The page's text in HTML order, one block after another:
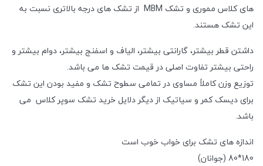
های کلاس مموری و تشک MBM از تشک های درجه بالاتری نسبت به
این تشک هستند.
داشتن قطر بیشتر، گارانتی بیشتر، الیاف و اسفنج بیشتر، دوام بیشتر و
راحتی بیشتر تفاوت اصلی در قیمت تشک ها می باشد.
توزیع وزن کاملاً مساوی در تمامی سطوح تشک و مفید بودن این تشک
برای دیسک کمر و سیاتیک از دیگر دلایل خرید تشک سوپر کلاس می
باشد.
اندازه های تشک برای خواب خوب است
180*80 (جوانان)